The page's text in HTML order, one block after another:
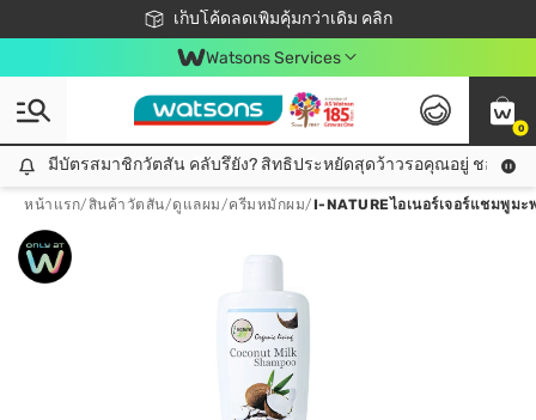
เก็บโค้ดลดเพิ่มคุ้มกว่าเดิม คลิก
ชอปออนไลน์ครั้งแรก ลดเพิ่มจุก ๆ 10%! 🎉
📦ส่งฟรี! เมื่อชอป 499฿
สมาชิกวัตสัน คลับดียังไง?
Watsons Services
0
มีบัตรสมาชิกวัตสัน คลับรึยัง? สิทธิประหยัดสุดว้าวรอคุณอยู่ ชอปคุ้มกว่าเดิม คลิก!
มีบัตรสมาชิกวัตสัน คลับรึยัง? สิทธิประหยัดสุดว้าวรอคุณอยู่ ชอปคุ้มก
หน้าแรก/สินค้าวัตสัน/ดูแลผม/ครีมหมักผม/I-NATUREไอเนอร์เจอร์แชมพูมะ